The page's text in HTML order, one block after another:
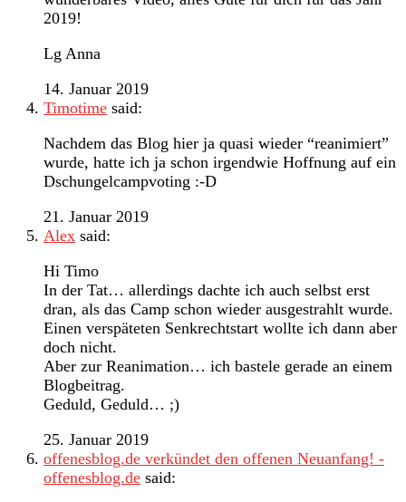
2019!
Lg Anna
14. Januar 2019
Timotime said:
Nachdem das Blog hier ja quasi wieder “reanimiert”
wurde, hatte ich ja schon irgendwie Hoffnung auf ein
Dschungelcampvoting :-D
21. Januar 2019
Alex said:
Hi Timo
In der Tat… allerdings dachte ich auch selbst erst
dran, als das Camp schon wieder ausgestrahlt wurde.
Einen verspäteten Senkrechtstart wollte ich dann aber
doch nicht.
Aber zur Reanimation… ich bastele gerade an einem
Blogbeitrag.
Geduld, Geduld… ;)
25. Januar 2019
offenesblog.de verkündet den offenen Neuanfang! -
offenesblog.de said: